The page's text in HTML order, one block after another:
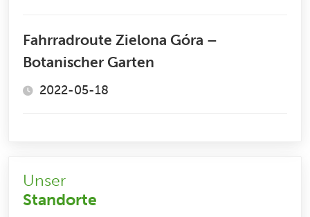
Fahrradroute Zielona Góra –
Botanischer Garten
2022-05-18
Unser
Standorte